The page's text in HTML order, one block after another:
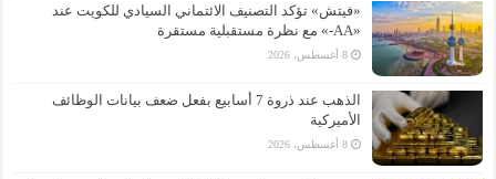
«فيتش» تؤكد التصنيف الائتماني السيادي للكويت عند
«AA-» مع نظرة مستقبلية مستقرة
8 أغسطس، 2026
الذهب عند ذروة 7 أسابيع بفعل ضعف بيانات الوظائف
الأميركية
8 أغسطس، 2026